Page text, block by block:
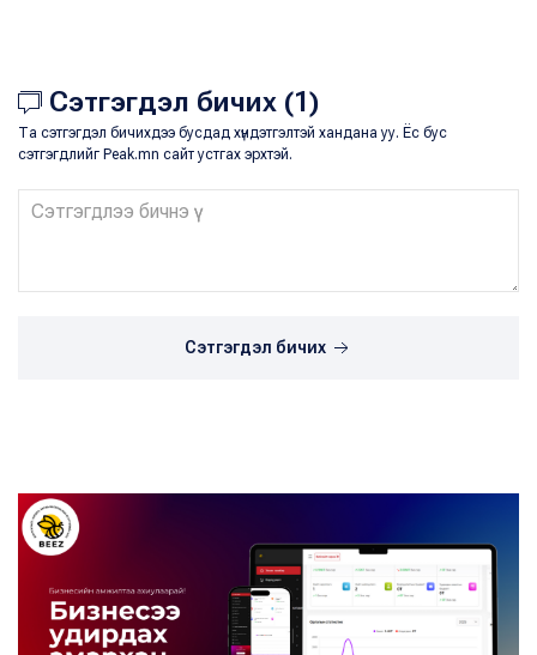
Сэтгэгдэл бичих (1)
Та сэтгэгдэл бичихдээ бусдад хүндэтгэлтэй хандана уу. Ёс бус
сэтгэгдлийг Peak.mn сайт устгах эрхтэй.
Сэтгэгдэл бичих